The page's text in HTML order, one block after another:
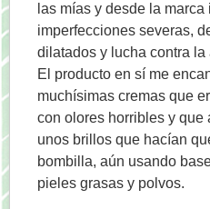
las mías y desde la
imperfecciones severas,
dilatados y lucha contra
El producto en sí me
muchísimas cremas que
con olores horribles y que
unos brillos que hacían
bombilla, aún usando
pieles grasas y polvos.